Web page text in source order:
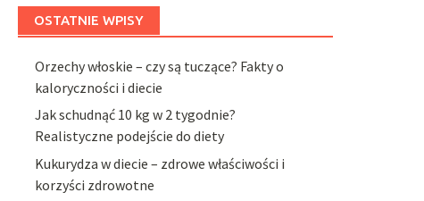
OSTATNIE WPISY
Orzechy włoskie – czy są tuczące? Fakty o
kaloryczności i diecie
Jak schudnąć 10 kg w 2 tygodnie?
Realistyczne podejście do diety
Kukurydza w diecie – zdrowe właściwości i
korzyści zdrowotne